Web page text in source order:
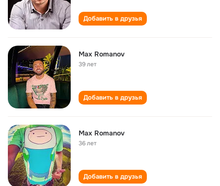
Добавить в друзья
Max Romanov
39 лет
Добавить в друзья
Max Romanov
36 лет
Добавить в друзья